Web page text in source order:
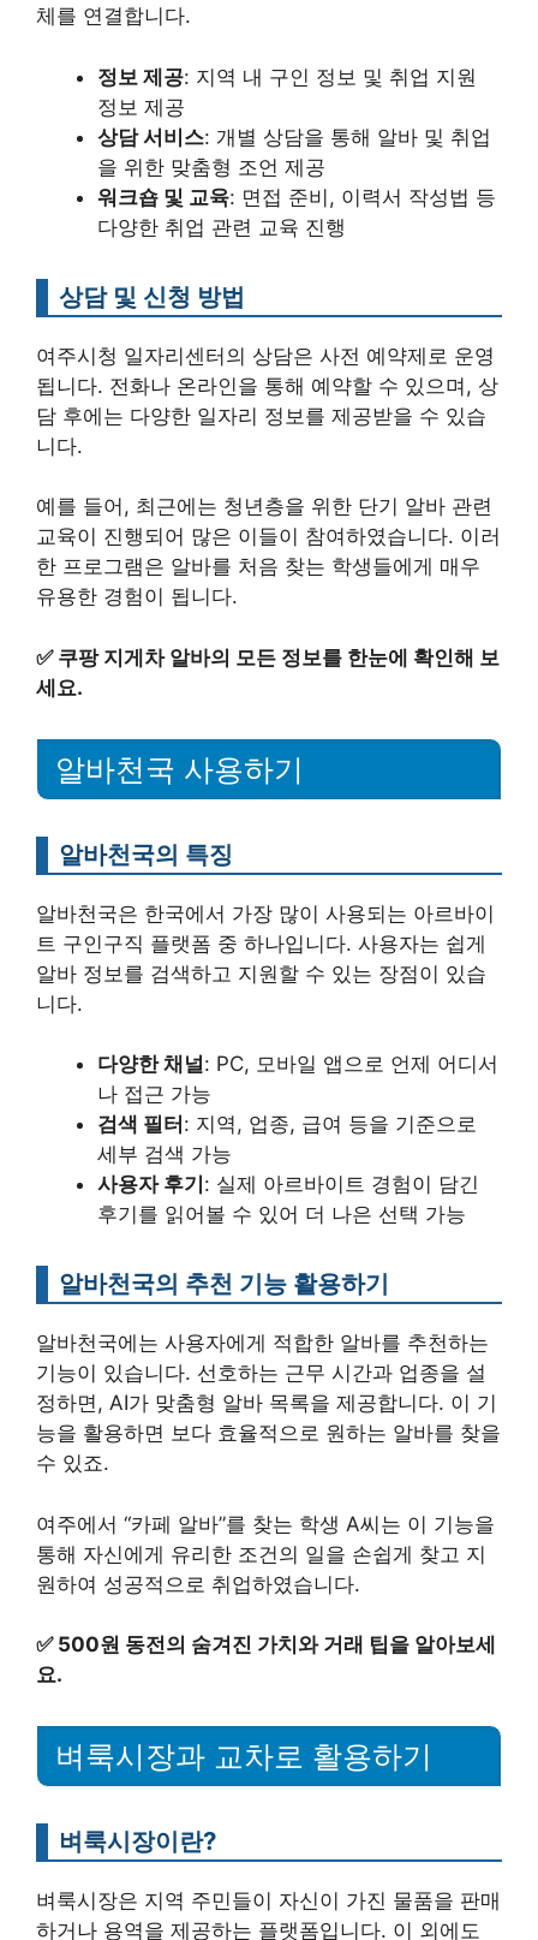
체를 연결합니다.
정보 제공: 지역 내 구인 정보 및 취업 지원
정보 제공
상담 서비스: 개별 상담을 통해 알바 및 취업
을 위한 맞춤형 조언 제공
워크숍 및 교육: 면접 준비, 이력서 작성법 등
다양한 취업 관련 교육 진행
상담 및 신청 방법
여주시청 일자리센터의 상담은 사전 예약제로 운영
됩니다. 전화나 온라인을 통해 예약할 수 있으며, 상
담 후에는 다양한 일자리 정보를 제공받을 수 있습
니다.
예를 들어, 최근에는 청년층을 위한 단기 알바 관련
교육이 진행되어 많은 이들이 참여하였습니다. 이러
한 프로그램은 알바를 처음 찾는 학생들에게 매우
유용한 경험이 됩니다.
✅ 쿠팡 지게차 알바의 모든 정보를 한눈에 확인해 보
세요.
알바천국 사용하기
알바천국의 특징
알바천국은 한국에서 가장 많이 사용되는 아르바이
트 구인구직 플랫폼 중 하나입니다. 사용자는 쉽게
알바 정보를 검색하고 지원할 수 있는 장점이 있습
니다.
다양한 채널: PC, 모바일 앱으로 언제 어디서
나 접근 가능
검색 필터 : 지역, 업종, 급여 등을 기준으로
세부 검색 가능
사용자 후기 : 실제 아르바이트 경험이 담긴
후기를 읽어볼 수 있어 더 나은 선택 가능
알바천국의 추천 기능 활용하기
알바천국에는 사용자에게 적합한 알바를 추천하는
기능이 있습니다. 선호하는 근무 시간과 업종을 설
정하면, AI가 맞춤형 알바 목록을 제공합니다. 이 기
능을 활용하면 보다 효율적으로 원하는 알바를 찾을
수 있죠.
여주에서 “카페 알바”를 찾는 학생 A씨는 이 기능을
통해 자신에게 유리한 조건의 일을 손쉽게 찾고 지
원하여 성공적으로 취업하였습니다.
✅ 500원 동전의 숨겨진 가치와 거래 팁을 알아보세
요.
벼룩시장과 교차로 활용하기
벼룩시장이란?
벼룩시장은 지역 주민들이 자신이 가진 물품을 판매
하거나 용역을 제공하는 플랫폼입니다. 이 외에도